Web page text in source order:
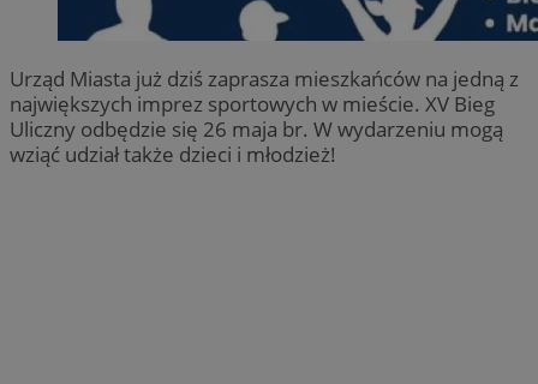
Urząd Miasta już dziś zaprasza mieszkańców na jedną z
największych imprez sportowych w mieście. XV Bieg
Uliczny odbędzie się 26 maja br. W wydarzeniu mogą
wziąć udział także dzieci i młodzież!